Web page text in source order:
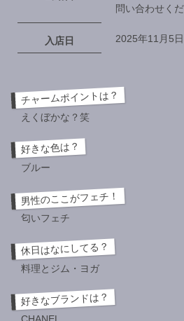
問い合わせくだ
入店日 2025年11月5日
チャームポイントは？
えくぼかな？笑
好きな色は？
ブルー
男性のここがフェチ！
匂いフェチ
休日はなにしてる？
料理とジム・ヨガ
好きなブランドは？